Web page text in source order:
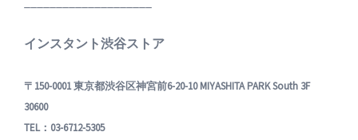
インスタント渋谷ストア
〒150-0001 東京都渋谷区神宮前6-20-10 MIYASHITA PARK South 3F
30600
TEL：03-6712-5305